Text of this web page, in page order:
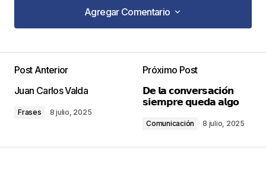
Agregar Comentario
Agregar Comentario
publicada. Los campos obligatorios están
Post Anterior
Juan Carlos Valda
Frases 8 julio, 2025
Próximo Post
𝗗𝗲 𝗹𝗮 𝗰𝗼𝗻𝘃𝗲𝗿𝘀𝗮𝗰𝗶𝗼́𝗻
𝘀𝗶𝗲𝗺𝗽𝗿𝗲 𝗾𝘂𝗲𝗱𝗮 𝗮𝗹𝗴𝗼
Comunicación 8 julio, 2025